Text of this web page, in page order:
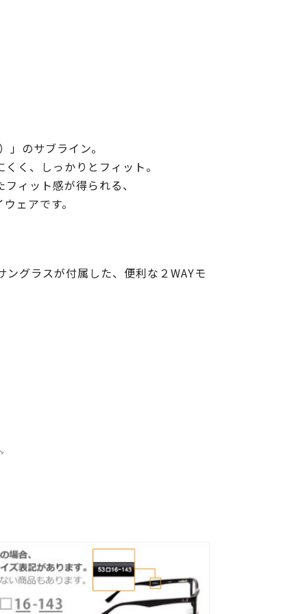
のサブライン。
く、しっかりとフィット。
ィット感が得られる、
ェアです。
グラスが付属した、便利な２WAYモ